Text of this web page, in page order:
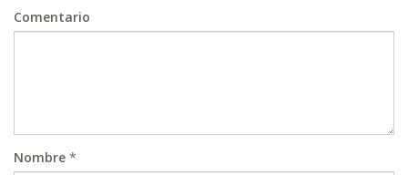
Comentario
Nombre *